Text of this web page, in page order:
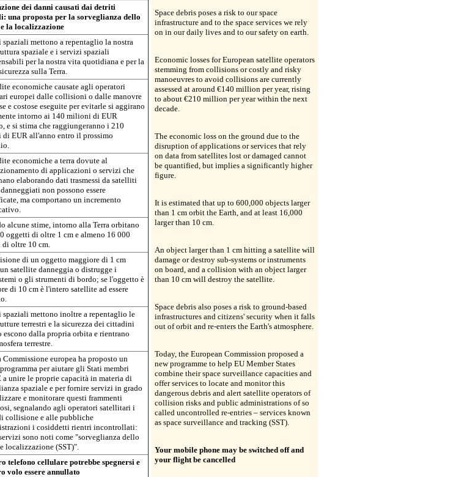
dei danni causati dai detriti
una proposta per la sorveglianza dello
la localizzazione
mettono a repentaglio la nostra
spaziale e i servizi spaziali
per la nostra vita quotidiana e per la
sulla Terra.
economiche causate agli operatori
europei dalle collisioni o dalle manovre
e costose eseguite per evitarle si aggirano
intorno ai 140 milioni di EUR
e si stima che raggiungeranno i 210
EUR all'anno entro il prossimo
economiche a terra dovute al
di applicazioni o servizi che
elaborando dati trasmessi da satelliti
non possono essere
ma comportano un incremento
alcune stime, intorno alla Terra orbitano
oggetti di oltre 1 cm e almeno 16 000
di oltre 10 cm.
di un oggetto maggiore di 1 cm
satellite danneggia o distrugge i
o gli strumenti di bordo; se l'oggetto è
di 10 cm è l'intero satellite ad essere
spaziali mettono inoltre a repentaglio le
terrestri e la sicurezza dei cittadini
escono dalla propria orbita e rientrano
terrestre.
Commissione europea ha proposto un
per aiutare gli Stati membri
a unire le proprie capacità in materia di
spaziale e per fornire servizi in grado
e monitorare questi frammenti
segnalando agli operatori satellitari i
collisione e alle pubbliche
i cosiddetti rientri incontrollati:
sono noti come "sorveglianza dello
localizzazione (SST)".
telefono cellulare potrebbe spegnersi e
volo essere annullato
Space debris poses a risk to our space
infrastructure and to the space services we rely
on in our daily lives and to our safety on earth.
Economic losses for European satellite operators
stemming from collisions or costly and risky
manoeuvres to avoid collisions are currently
assessed at around €140 million per year, rising
to about €210 million per year within the next
decade.
The economic loss on the ground due to the
disruption of applications or services that rely
on data from satellites lost or damaged cannot
be quantified, but implies a significantly higher
figure.
It is estimated that up to 600,000 objects larger
than 1 cm orbit the Earth, and at least 16,000
larger than 10 cm.
An object larger than 1 cm hitting a satellite will
damage or destroy sub-systems or instruments
on board, and a collision with an object larger
than 10 cm will destroy the satellite.
Space debris also poses a risk to ground-based
infrastructures and citizens' security when it falls
out of orbit and re-enters the Earth's atmosphere.
Today, the European Commission proposed a
new programme to help EU Member States
combine their space surveillance capacities and
offer services to locate and monitor this
dangerous debris and alert satellite operators of
collision risks and public administrations of so
called uncontrolled re-entries – services known
as space surveillance and tracking (SST).
Your mobile phone may be switched off and
your flight be cancelled